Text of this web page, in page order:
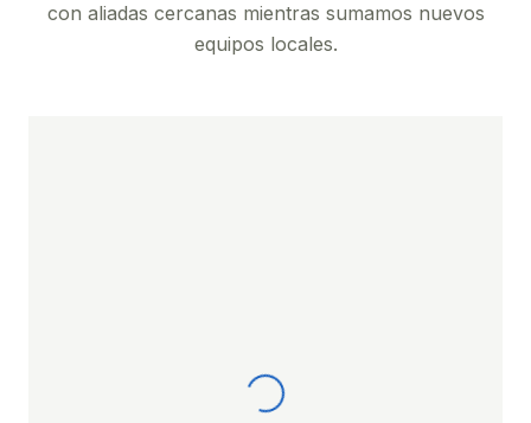
con aliadas cercanas mientras sumamos nuevos
equipos locales.